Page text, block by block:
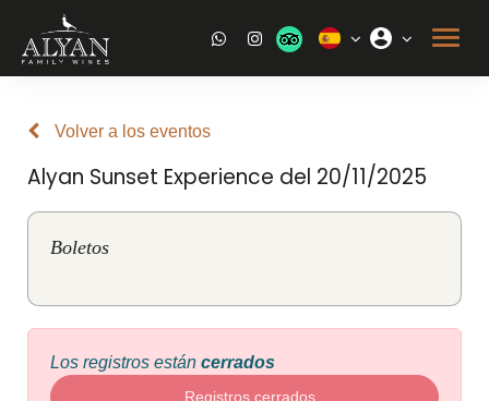
Volver a los eventos
Alyan Sunset Experience del 20/11/2025
Boletos
Los registros están cerrados
Registros cerrados